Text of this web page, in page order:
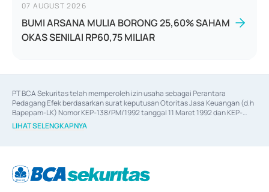
07 AUGUST 2026
BUMI ARSANA MULIA BORONG 25,60% SAHAM
OKAS SENILAI RP60,75 MILIAR
PT BCA Sekuritas telah memperoleh izin usaha sebagai Perantara
Pedagang Efek berdasarkan surat keputusan Otoritas Jasa Keuangan (d.h
Bapepam-LK) Nomor KEP-138/PM/1992 tanggal 11 Maret 1992 dan KEP-
06/D.04/2014 tanggal 28 Februari 2014, izin usaha sebagai Penjamin Emisi
Efek berdasarkan surat keputusan Otoritas Jasa Keuangan Nomor KEP-
berdasarkan surat keputusan Otoritas Jasa Keuangan Nomor S-
67/PM.21/2017 tanggal 3 Februari 2017, dan beberapa izin usaha lainnya
LIHAT SELENGKAPNYA